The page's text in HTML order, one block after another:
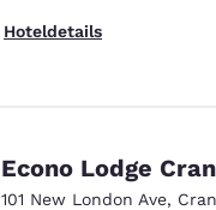
Hoteldetails
Econo Lodge
101 New London Ave,